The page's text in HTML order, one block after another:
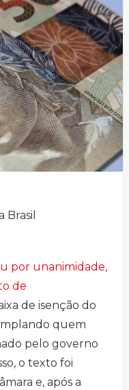
Brasil
por unanimidade,
de
de isenção do
quem
pelo governo
o texto foi
e, após a